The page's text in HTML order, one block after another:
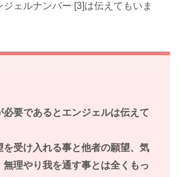
ェルナンバー [3]は伝えてもいま
要であるとエンジェルは伝えて
を受け入れる事と他者の願望、気
無理やり我を通す事とは全くもっ